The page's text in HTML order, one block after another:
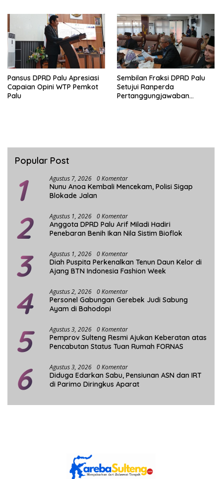
Pansus DPRD Palu Apresiasi
Capaian Opini WTP Pemkot
Palu
Sembilan Fraksi DPRD Palu
Setujui Ranperda
Pertanggungjawaban
Popular Post
1 Agustus 7, 2026 0 Komentar
Nunu Anoa Kembali Mencekam, Polisi Sigap
Blokade Jalan
2 Agustus 1, 2026 0 Komentar
Anggota DPRD Palu Arif Miladi Hadiri
Penebaran Benih Ikan Nila Sistim Bioflok
3 Agustus 1, 2026 0 Komentar
Diah Puspita Perkenalkan Tenun Daun Kelor di
Ajang BTN Indonesia Fashion Week
4 Agustus 2, 2026 0 Komentar
Personel Gabungan Gerebek Judi Sabung
Ayam di Bahodopi
5 Agustus 3, 2026 0 Komentar
Pemprov Sulteng Resmi Ajukan Keberatan atas
Pencabutan Status Tuan Rumah FORNAS
6 Agustus 3, 2026 0 Komentar
Diduga Edarkan Sabu, Pensiunan ASN dan IRT
di Parimo Diringkus Aparat